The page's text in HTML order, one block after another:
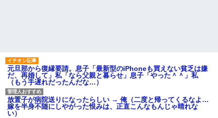
元旦那から復縁要請。息子「最新型のiPhoneも買えない貧乏は嫌
だ、再婚して」私「なら父親と暮らせ」息子「やった＾＾」私
（もう手遅れだったんだな…）
放置子が病院送りになったらしい → 俺（二度と帰ってくるなよ…
嫁を半身不随にしやがった恨みは、正直こんなもんじゃ晴れな
い）